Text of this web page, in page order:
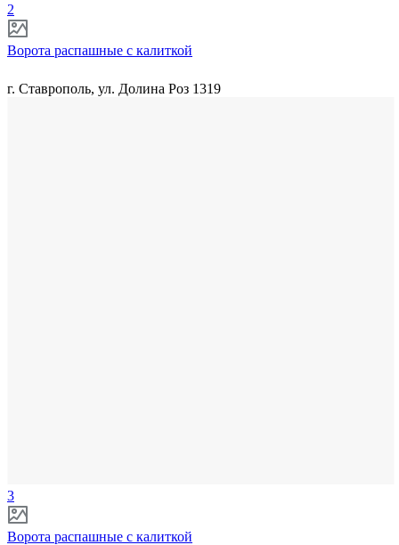
2
Ворота распашные с калиткой
г. Ставрополь, ул. Долина Роз 1319
3
Ворота распашные с калиткой